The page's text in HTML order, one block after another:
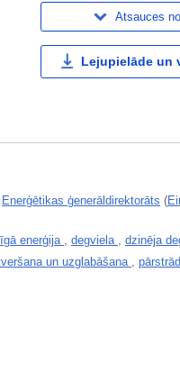
Atsauces
Lejupielāde un
Enerģētikas ģenerāldirektorāts (
enerģija , degviela , dzinēja
un uzglabāšana ,